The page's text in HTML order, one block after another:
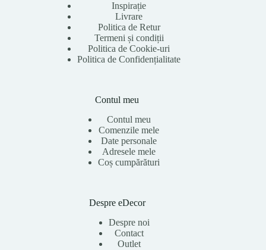
Inspirație
Livrare
Politica de Retur
Termeni și condiții
Politica de Cookie-uri
Politica de Confidențialitate
Contul meu
Contul meu
Comenzile mele
Date personale
Adresele mele
Coș cumpărături
Despre eDecor
Despre noi
Contact
Outlet